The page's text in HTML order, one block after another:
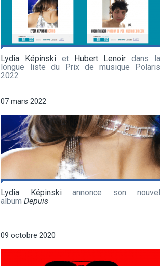
Lydia Képinskiet Hubert Lenoir dans la
longue liste du Prix de musique Polaris
2022
07 mars 2022
Lydia Képinskiannonce son nouvel
album Depuis
09 octobre 2020